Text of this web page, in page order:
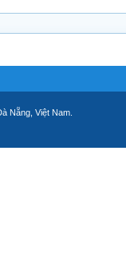
Nẵng, Việt Nam.